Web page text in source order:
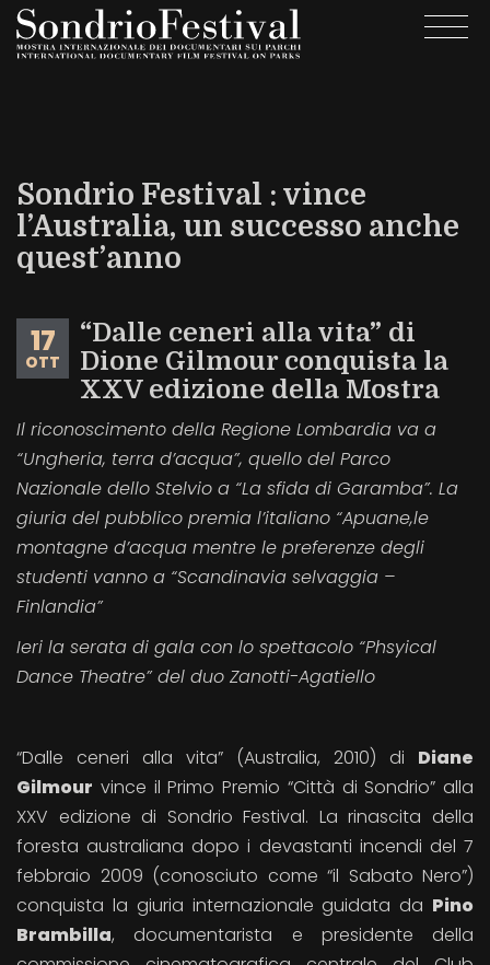
Salta
Sondrio Festival : vince
l’Australia, un successo anche
quest’anno
17
OTT
“Dalle ceneri alla vita” di
Dione Gilmour conquista la
XXV edizione della Mostra
Il riconoscimento della Regione Lombardia va a
“Ungheria, terra d’acqua”, quello del Parco
Nazionale dello Stelvio a “La sfida di Garamba”. La
giuria del pubblico premia l’italiano “Apuane,le
montagne d’acqua mentre le preferenze degli
studenti vanno a “Scandinavia selvaggia –
Finlandia”
Ieri la serata di gala con lo spettacolo “Phsyical
Dance Theatre” del duo Zanotti-Agatiello
“Dalle ceneri alla vita” (Australia, 2010) di Diane
Gilmour vince il Primo Premio “Città di Sondrio” alla
XXV edizione di Sondrio Festival. La rinascita della
foresta australiana dopo i devastanti incendi del 7
febbraio 2009 (conosciuto come “il Sabato Nero”)
conquista la giuria internazionale guidata da Pino
Brambilla, documentarista e presidente della